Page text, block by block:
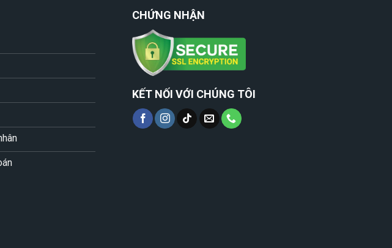
CHỨNG NHẬN
KẾT NỐI VỚI CHÚNG TÔI